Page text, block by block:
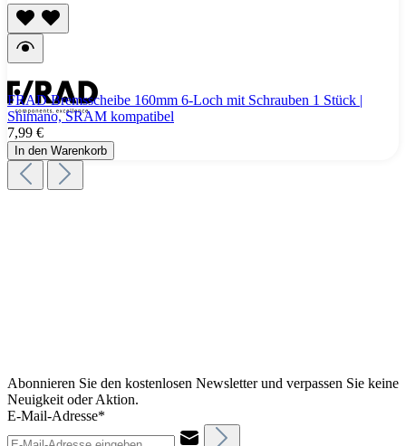
FRAD Bremsscheibe 160mm 6-Loch mit Schrauben 1 Stück |
Shimano, SRAM kompatibel
7,99 €
In den Warenkorb
Abonnieren Sie den kostenlosen Newsletter und verpassen Sie keine
Neuigkeit oder Aktion.
E-Mail-Adresse*